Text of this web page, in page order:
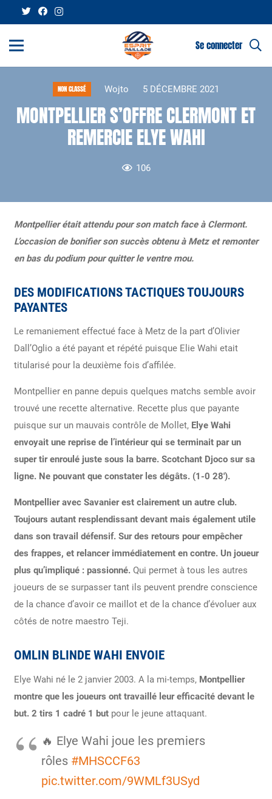
Se connecter
NON CLASSÉ Wojto 5 DÉCEMBRE 2021
MONTPELLIER S’OFFRE CLERMONT ET
REMERCIE ELYE WAHI
106
Montpellier était attendu pour son match face à Clermont.
L’occasion de bonifier son succès obtenu à Metz et remonter
en bas du podium pour quitter le ventre mou.
DES MODIFICATIONS TACTIQUES TOUJOURS
PAYANTES
Le remaniement effectué face à Metz de la part d’Olivier
Dall’Oglio a été payant et répété puisque Elie Wahi etait
titularisé pour la deuxième fois d’affilée.
Montpellier en panne depuis quelques matchs semble avoir
trouvé une recette alternative. Recette plus que payante
puisque sur un mauvais contrôle de Mollet, Elye Wahi
envoyait une reprise de l’intérieur qui se terminait par un
super tir enroulé juste sous la barre. Scotchant Djoco sur sa
ligne. Ne pouvant que constater les dégâts. (1-0 28′).
Montpellier avec Savanier est clairement un autre club.
Toujours autant resplendissant devant mais également utile
dans son travail défensif. Sur des retours pour empêcher
des frappes, et relancer immédiatement en contre. Un joueur
plus qu’impliqué : passionné.Qui permet à tous les autres
joueurs de se surpasser tant ils peuvent prendre conscience
de la chance d’avoir ce maillot et de la chance d’évoluer aux
côtés de notre maestro Teji.
OMLIN BLINDE WAHI ENVOIE
Elye Wahi né le 2 janvier 2003. A la mi-temps, Montpellier
montre que les joueurs ont travaillé leur efficacité devant le
but. 2 tirs 1 cadré 1 butpour le jeune attaquant.
🔥 Elye Wahi joue les premiers
rôles #MHSCCF63
pic.twitter.com/9WMLf3USyd